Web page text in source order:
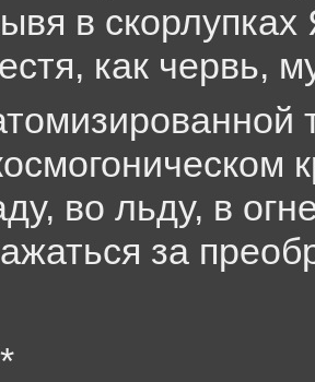
в
как червь,
во льду, в
за